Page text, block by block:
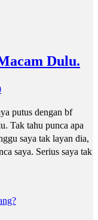
Dulu.
putus dengan bf
Tak tahu punca apa
saya tak layan dia,
saya. Serius saya tak